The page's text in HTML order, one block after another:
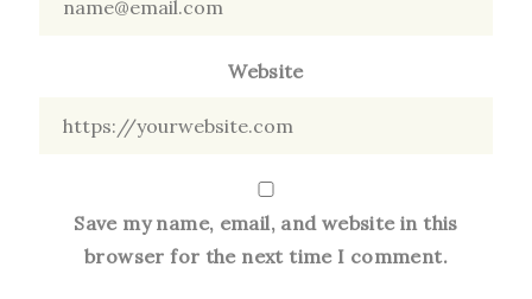
Website
Save my name, email, and website in this
browser for the next time I comment.